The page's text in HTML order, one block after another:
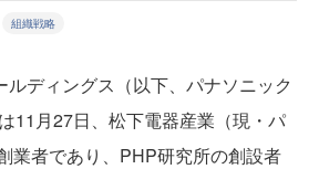
組織戦略
ディングス（以下、パナソニック
11月27日、松下電器産業（現・パ
業者であり、PHP研究所の創設者